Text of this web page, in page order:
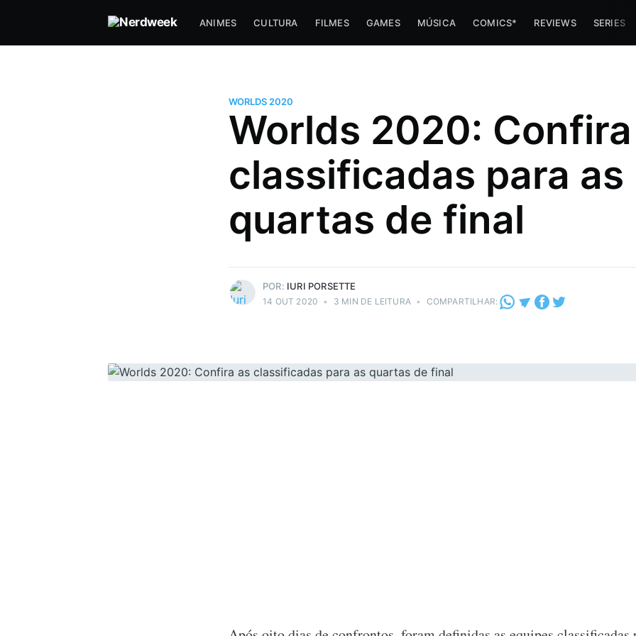
ANIMES CULTURA FILMES GAMES MÚSICA COMICS* REVIEWS SERIES
WORLDS 2020
Worlds 2020:
classificadas para as
quartas de final
Um amante de jogos eletrônicos e de todo
tipo de competição de e-sports.
POR: IURI PORSETTE
14 OUT 2020 • 3 MIN DE LEITURA • COMPARTILHAR: